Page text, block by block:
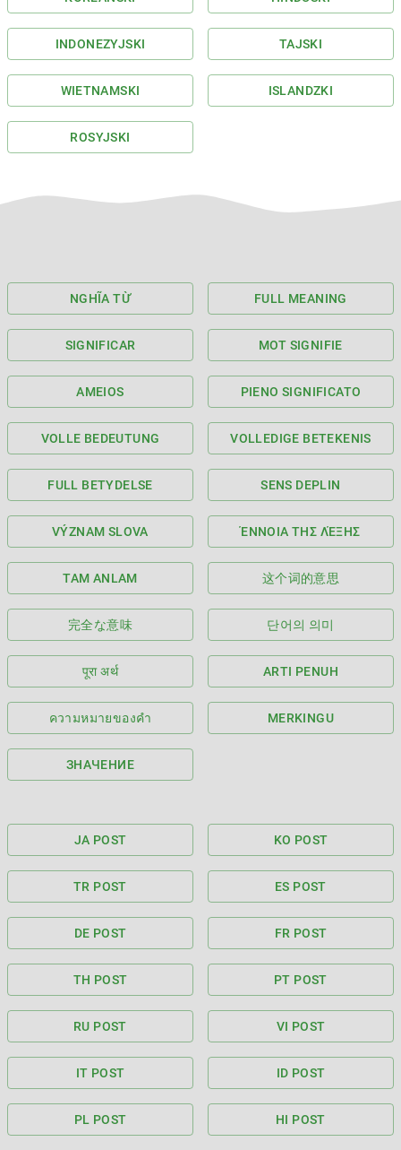
INDONEZYJSKI TAJSKI
WIETNAMSKI ISLANDZKI
ROSYJSKI
NGHĨA TỪ FULL MEANING
SIGNIFICAR MOT SIGNIFIE
AMEIOS PIENO SIGNIFICATO
VOLLE BEDEUTUNG VOLLEDIGE BETEKENIS
FULL BETYDELSE SENS DEPLIN
VÝZNAM SLOVA ΈΝΝΟΙΑ ΤΗΣ ΛΈΞΗΣ
TAM ANLAM 这个词的意思
完全な意味 단어의 의미
पूरा अर्थ ARTI PENUH
ความหมายของคำ MERKINGU
ЗНАЧЕНИЕ
JA POST KO POST
TR POST ES POST
DE POST FR POST
TH POST PT POST
RU POST VI POST
IT POST ID POST
PL POST HI POST